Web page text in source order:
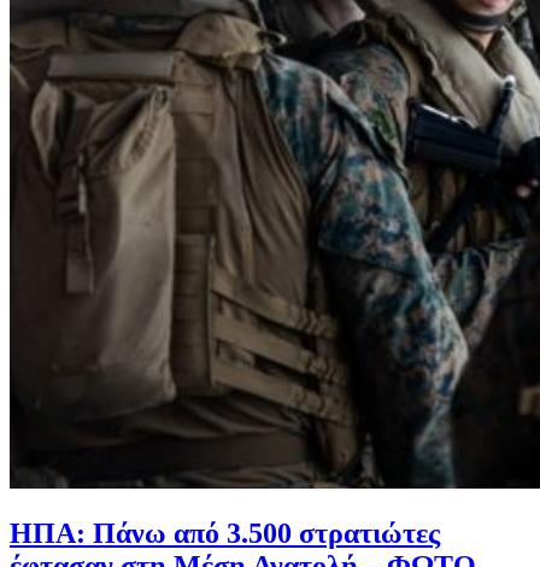
ΗΠΑ: Πάνω από 3.500 στρατιώτες